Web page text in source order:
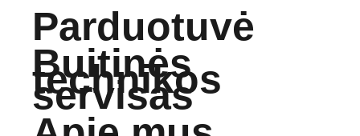
Parduotuvė
Buitinės
technikos
servisas